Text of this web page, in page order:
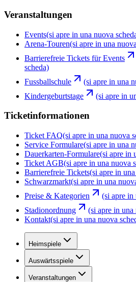
Veranstaltungen
Events(si apre in una nuova
Arena-Touren(si apre in una
Barrierefreie Tickets für Events
scheda)
Fussballschule
(si apre in una
Kindergeburtstage
(si apre in
Ticketinformationen
Ticket FAQ(si apre in una nuova
Service Formulare(si apre in una
Dauerkarten-Formulare(si apre in
Ticket AGB(si apre in una nuova
Barrierefreie Tickets(si apre in
Schwarzmarkt(si apre in una
Preise & Kategorien
(si apre in
Stadionordnung
(si apre in una
Kontakt(si apre in una nuova
Heimspiele
Auswärtsspiele
Veranstaltungen